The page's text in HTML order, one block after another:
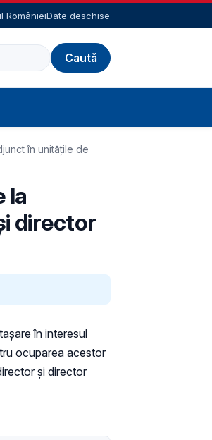
RomânieiDate deschise
în unitățile de
la
director
în interesul
ocuparea acestor
și director